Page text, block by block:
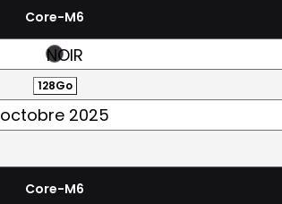
Core-M6
NOIR
128Go
octobre 2025
Core-M6